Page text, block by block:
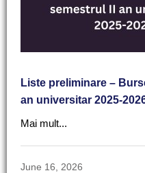
Liste preliminare –
an universitar 2025-
Mai mult...
June 16, 2026